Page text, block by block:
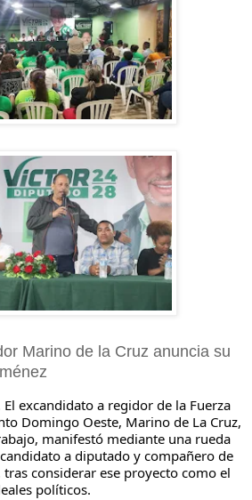
Marino de la Cruz anuncia su
excandidato a regidor de la Fuerza
Domingo Oeste, Marino de La Cruz,
manifestó mediante una rueda
a diputado y compañero de
considerar ese proyecto como el
políticos.